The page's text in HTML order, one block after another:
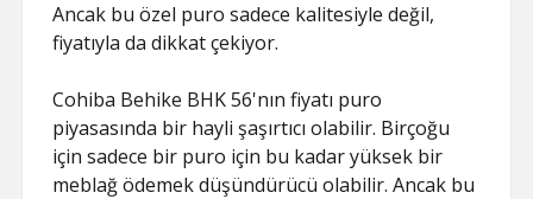
Ancak bu özel puro sadece kalitesiyle değil,
fiyatıyla da dikkat çekiyor.
Cohiba Behike BHK 56'nın fiyatı puro
piyasasında bir hayli şaşırtıcı olabilir. Birçoğu
için sadece bir puro için bu kadar yüksek bir
meblağ ödemek düşündürücü olabilir. Ancak bu